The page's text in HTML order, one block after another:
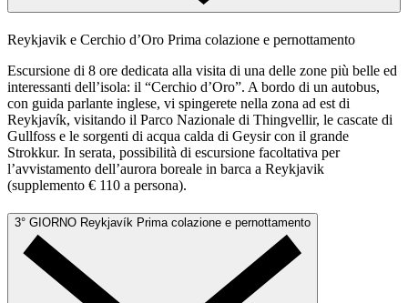
Reykjavik e Cerchio d’Oro Prima colazione e pernottamento
Escursione di 8 ore dedicata alla visita di una delle zone più belle ed
interessanti dell’isola: il “Cerchio d’Oro”. A bordo di un autobus,
con guida parlante inglese, vi spingerete nella zona ad est di
Reykjavík, visitando il Parco Nazionale di Thingvellir, le cascate di
Gullfoss e le sorgenti di acqua calda di Geysir con il grande
Strokkur. In serata, possibilità di escursione facoltativa per
l’avvistamento dell’aurora boreale in barca a Reykjavik
(supplemento € 110 a persona).
3° GIORNO Reykjavík Prima colazione e pernottamento